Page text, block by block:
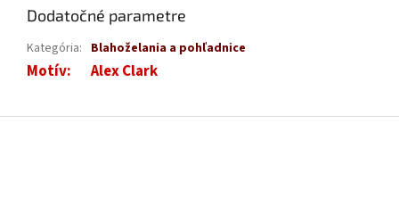
Dodatočné parametre
Kategória: Blahoželania a pohľadnice
Motív: Alex Clark